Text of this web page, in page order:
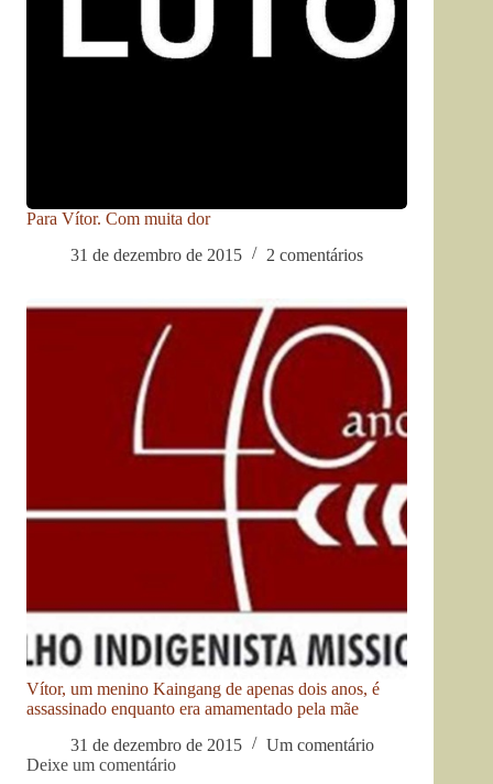
Para Vítor. Com muita dor
31 de dezembro de 2015
2 comentários
Vítor, um menino Kaingang de apenas dois anos, é
assassinado enquanto era amamentado pela mãe
31 de dezembro de 2015
Um comentário
Deixe um comentário